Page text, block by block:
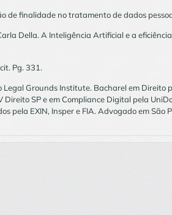
de finalidade no tratamento de dados
Della. A Inteligência Artificial e a
Pg. 331.
Legal Grounds Institute. Bacharel em
SP e em Compliance Digital pela
pela EXIN, Insper e FIA. Advogado em São